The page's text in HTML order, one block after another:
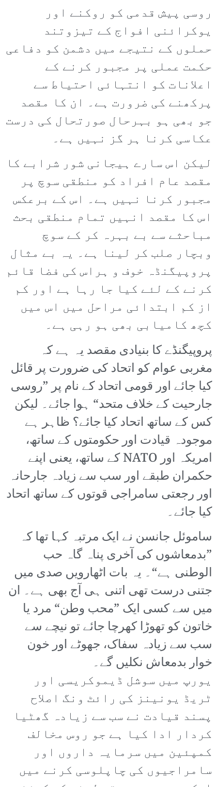
روسی پیش قدمی کو روکنے اور
یوکرائنی افواج کے تیزوتند
حملوں کے نتیجے میں دشمن کو دفاعی
حکمت عملی پر مجبور کرنے کے
اعلانات کو انتہائی احتیاط سے
پرکھنے کی ضرورت ہے۔ ان کا مقصد
جو بھی ہو بہرحال صورتحال کی درست
عکاسی کرنا ہر گز نہیں ہے۔
لیکن اس سارے ہیجانی شور شرابے کا
مقصد عام افراد کو منطقی سوچ پر
مجبور کرنا نہیں ہے۔ اس کے برعکس
اس کا مقصد انہیں تمام منطقی بحث
مباحثے سے بے بہرہ کر کے سوچ
وبچار صلب کر لینا ہے۔ یہ بے مثال
پروپیگنڈہ خوف و ہراس کی فضا قائم
کرنے کے لئے کیا جا رہا ہے اور کم
از کم ابتدائی مراحل میں اس میں
کچھ کامیابی بھی ہو رہی ہے۔
پروپیگنڈے کا بنیادی مقصد یہ ہے کہ
مغربی عوام کو اتحاد کی ضرورت پر قائل
کیا جائے اور قومی اتحاد کے نام پر ”روسی
جارحیت کے خلاف متحد“ ہوا جائے۔ لیکن
کس کے ساتھ اتحاد کیا جائے؟ ظاہر ہے
موجودہ قیادت اور حکومتوں کے ساتھ،
امریکہ اور NATO کے ساتھ، یعنی اپنے
حکمران طبقے اور سب سے زیادہ جارحانہ
اور رجعتی سامراجی قوتوں کے ساتھ اتحاد
کیا جائے۔
ساموئل جانسن نے ایک مرتبہ کہا تھا کہ
”بدمعاشوں کی آخری پناہ گاہ حب
الوطنی ہے“۔ یہ بات اٹھارویں صدی میں
جتنی درست تھی اتنی ہی آج بھی ہے۔ ان
میں سے کسی ایک ”محب وطن“ مرد یا
خاتون کو تھوڑا کھرچا جائے تو نیچے سے
سب سے زیادہ سفاک، جھوٹے اور خون
خوار بدمعاش نکلیں گے۔
یورپ میں سوشل ڈیموکریسی اور
ٹریڈ یونینز کی رائٹ ونگ اصلاح
پسند قیادت نے سب سے زیادہ گھٹیا
کردار ادا کیا ہے جو روس مخالف
کمپئین میں سرمایہ داروں اور
سامراجیوں کی چاپلوسی کرنے میں